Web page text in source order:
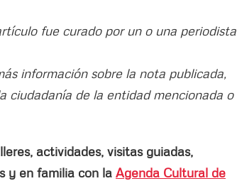
fue curado por un o una periodista
información sobre la nota publicada,
ciudadanía de la entidad mencionada o
actividades, visitas guiadas,
y en familia con la Agenda Cultural de